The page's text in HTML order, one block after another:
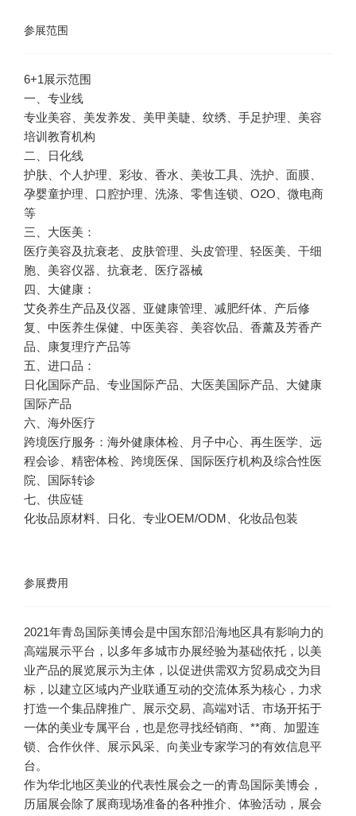
参展范围
6+1展示范围
一、专业线
专业美容、美发养发、美甲美睫、纹绣、手足护理、美容
培训教育机构
二、日化线
护肤、个人护理、彩妆、香水、美妆工具、洗护、面膜、
孕婴童护理、口腔护理、洗涤、零售连锁、O2O、微电商
等
三、大医美：
医疗美容及抗衰老、皮肤管理、头皮管理、轻医美、干细
胞、美容仪器、抗衰老、医疗器械
四、大健康：
艾灸养生产品及仪器、亚健康管理、减肥纤体、产后修
复、中医养生保健、中医美容、美容饮品、香薰及芳香产
品、康复理疗产品等
五、进口品：
日化国际产品、专业国际产品、大医美国际产品、大健康
国际产品
六、海外医疗
跨境医疗服务：海外健康体检、月子中心、再生医学、远
程会诊、精密体检、跨境医保、国际医疗机构及综合性医
院、国际转诊
七、供应链
化妆品原材料、日化、专业OEM/ODM、化妆品包装
参展费用
2021年青岛国际美博会是中国东部沿海地区具有影响力的
高端展示平台，以多年多城市办展经验为基础依托，以美
业产品的展览展示为主体，以促进供需双方贸易成交为目
标，以建立区域内产业联通互动的交流体系为核心，力求
打造一个集品牌推广、展示交易、高端对话、市场开拓于
一体的美业专属平台，也是您寻找经销商、**商、加盟连
锁、合作伙伴、展示风采、向美业专家学习的有效信息平
台。
作为华北地区美业的代表性展会之一的青岛国际美博会，
历届展会除了展商现场准备的各种推介、体验活动，展会